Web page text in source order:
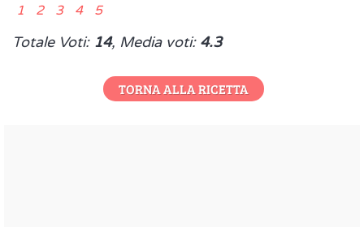
1 2 3 4 5
Totale Voti: 14, Media voti: 4.3
TORNA ALLA RICETTA